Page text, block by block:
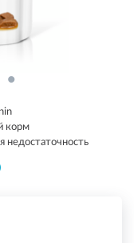
корм
недостаточность